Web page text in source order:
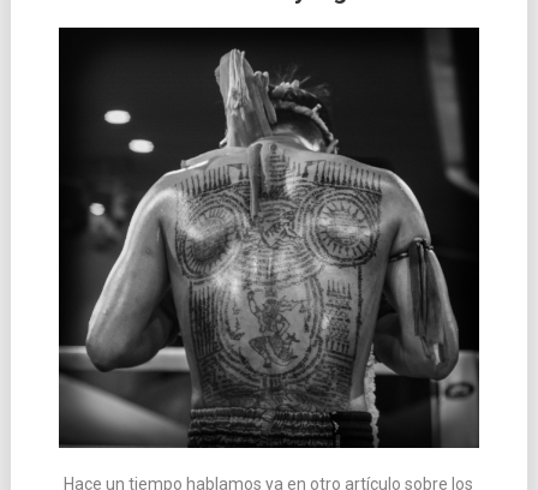
Hace un tiempo hablamos ya en otro artículo sobre los